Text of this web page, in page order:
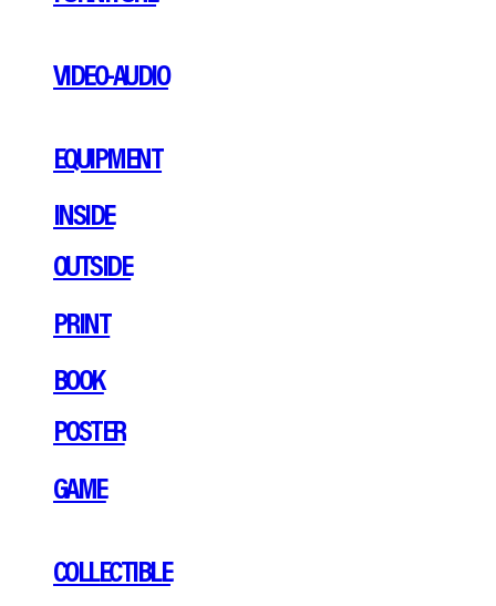
VIDEO-AUDIO
EQUIPMENT
INSIDE
OUTSIDE
PRINT
BOOK
POSTER
GAME
COLLECTIBLE